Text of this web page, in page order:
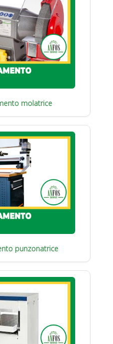
molatrice
punzonatrice